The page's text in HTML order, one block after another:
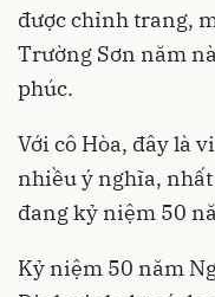
được chỉnh trang,
Trường Sơn năm
phúc.
Với cô Hòa, đây là
nhiều ý nghĩa,
đang kỷ niệm 50
Kỷ niệm 50 năm